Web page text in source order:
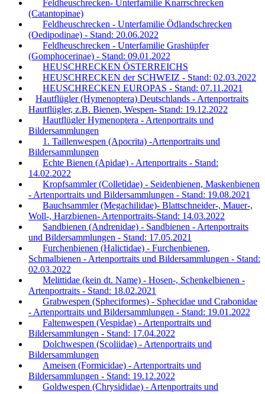
Feldheuschrecken- Unterfamilie Knarrschrecken
(Catantopinae)
Feldheuschrecken - Unterfamilie Ödlandschrecken
(Oedipodinae) - Stand: 20.06.2022
Feldheuschrecken - Unterfamilie Grashüpfer
(Gomphocerinae) - Stand: 09.01.2022
HEUSCHRECKEN ÖSTERREICHS
HEUSCHRECKEN der SCHWEIZ - Stand: 02.03.2022
HEUSCHRECKEN EUROPAS - Stand: 07.11.2021
Hautflügler (Hymenoptera) Deutschlands - Artenportraits
Hautflügler, z.B. Bienen, Wespen- Stand: 19.12.2022
Hautflügler Hymenoptera - Artenportraits und
Bildersammlungen
1. Taillenwespen (Apocrita) -Artenportraits und
Bildersammlungen
Echte Bienen (Apidae) - Artenportraits - Stand:
14.02.2022
Kropfsammler (Colletidae) - Seidenbienen, Maskenbienen
- Artenportraits und Bildersammlungen - Stand: 19.08.2021
Bauchsammler (Megachilidae)- Blattschneider-, Mauer-,
Woll-, Harzbienen- Artenportraits-Stand: 14.03.2022
Sandbienen (Andrenidae) - Sandbienen - Artenportraits
und Bildersammlungen - Stand: 17.05.2021
Furchenbienen (Halictidae) - Furchenbienen,
Schmalbienen - Artenportraits und Bildersammlungen - Stand:
02.03.2022
Melittidae (kein dt. Name) - Hosen-, Schenkelbienen -
Artenportraits - Stand: 18.02.2021
Grabwespen (Spheciformes) - Sphecidae und Crabonidae
- Artenportraits und Bildersammlungen - Stand: 19.01.2022
Faltenwespen (Vespidae) - Artenportraits und
Bildersammlungen - Stand: 17.04.2022
Dolchwespen (Scoliidae) - Artenportraits und
Bildersammlungen
Ameisen (Formicidae) - Artenportraits und
Bildersammlungen - Stand: 19.12.2022
Goldwespen (Chrysididae) - Artenportraits und